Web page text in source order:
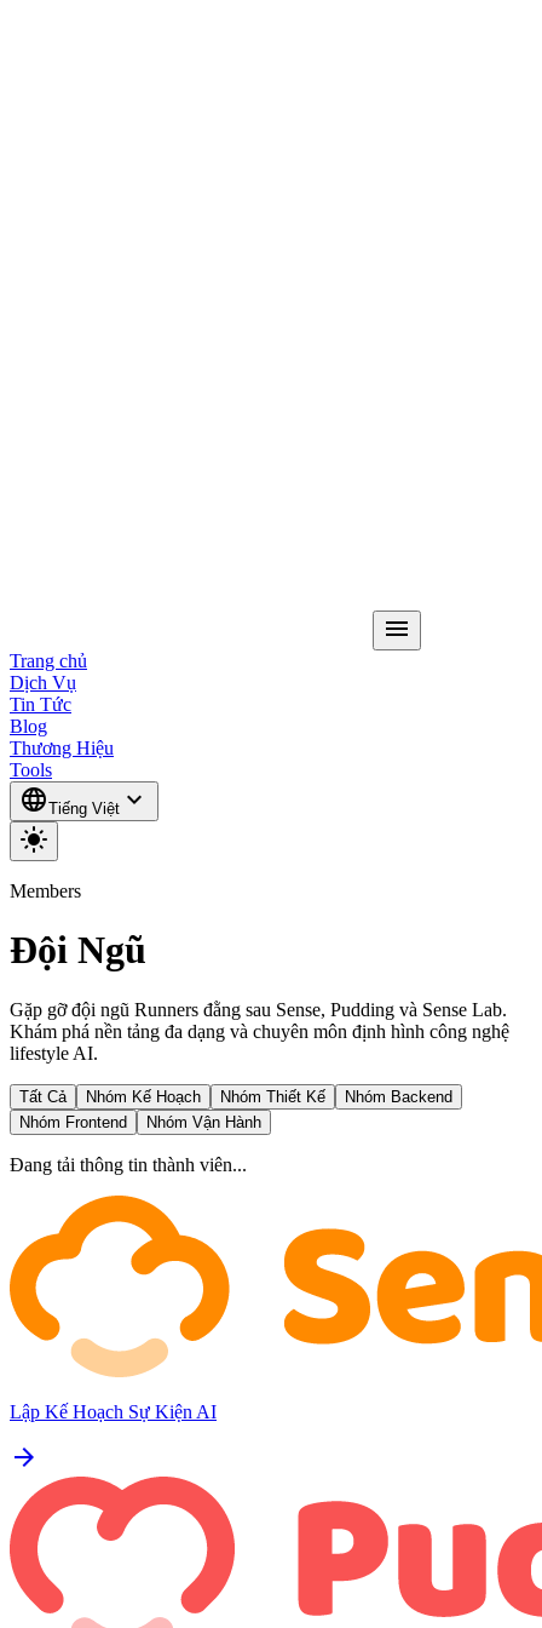
menu
Trang chủ
Dịch Vụ
Tin Tức
Blog
Thương Hiệu
Tools
languageTiếng Việt expand_more
light_mode
Members
Đội Ngũ
Gặp gỡ đội ngũ Runners đằng sau Sense, Pudding và Sense Lab.
Khám phá nền tảng đa dạng và chuyên môn định hình công nghệ
lifestyle AI.
Tất Cả Nhóm Kế Hoạch Nhóm Thiết Kế
Nhóm Backend
Nhóm Frontend
Nhóm Vận Hành
Đang tải thông tin thành viên...
Lập Kế Hoạch Sự Kiện AI
arrow_forward